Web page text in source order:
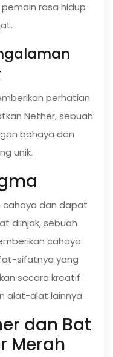
rasa hidup
perhatian
Nether, sebuah
bahaya dan
unik.
cahaya dan dapat
diinjak, sebuah
cahaya
sifatnya yang
secara kreatif
alat-alat lainnya.
dan Bat
Merah